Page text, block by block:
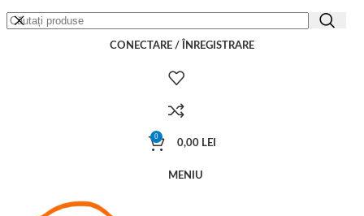
CONECTARE / ÎNREGISTRARE
0
0,00 LEI
MENIU